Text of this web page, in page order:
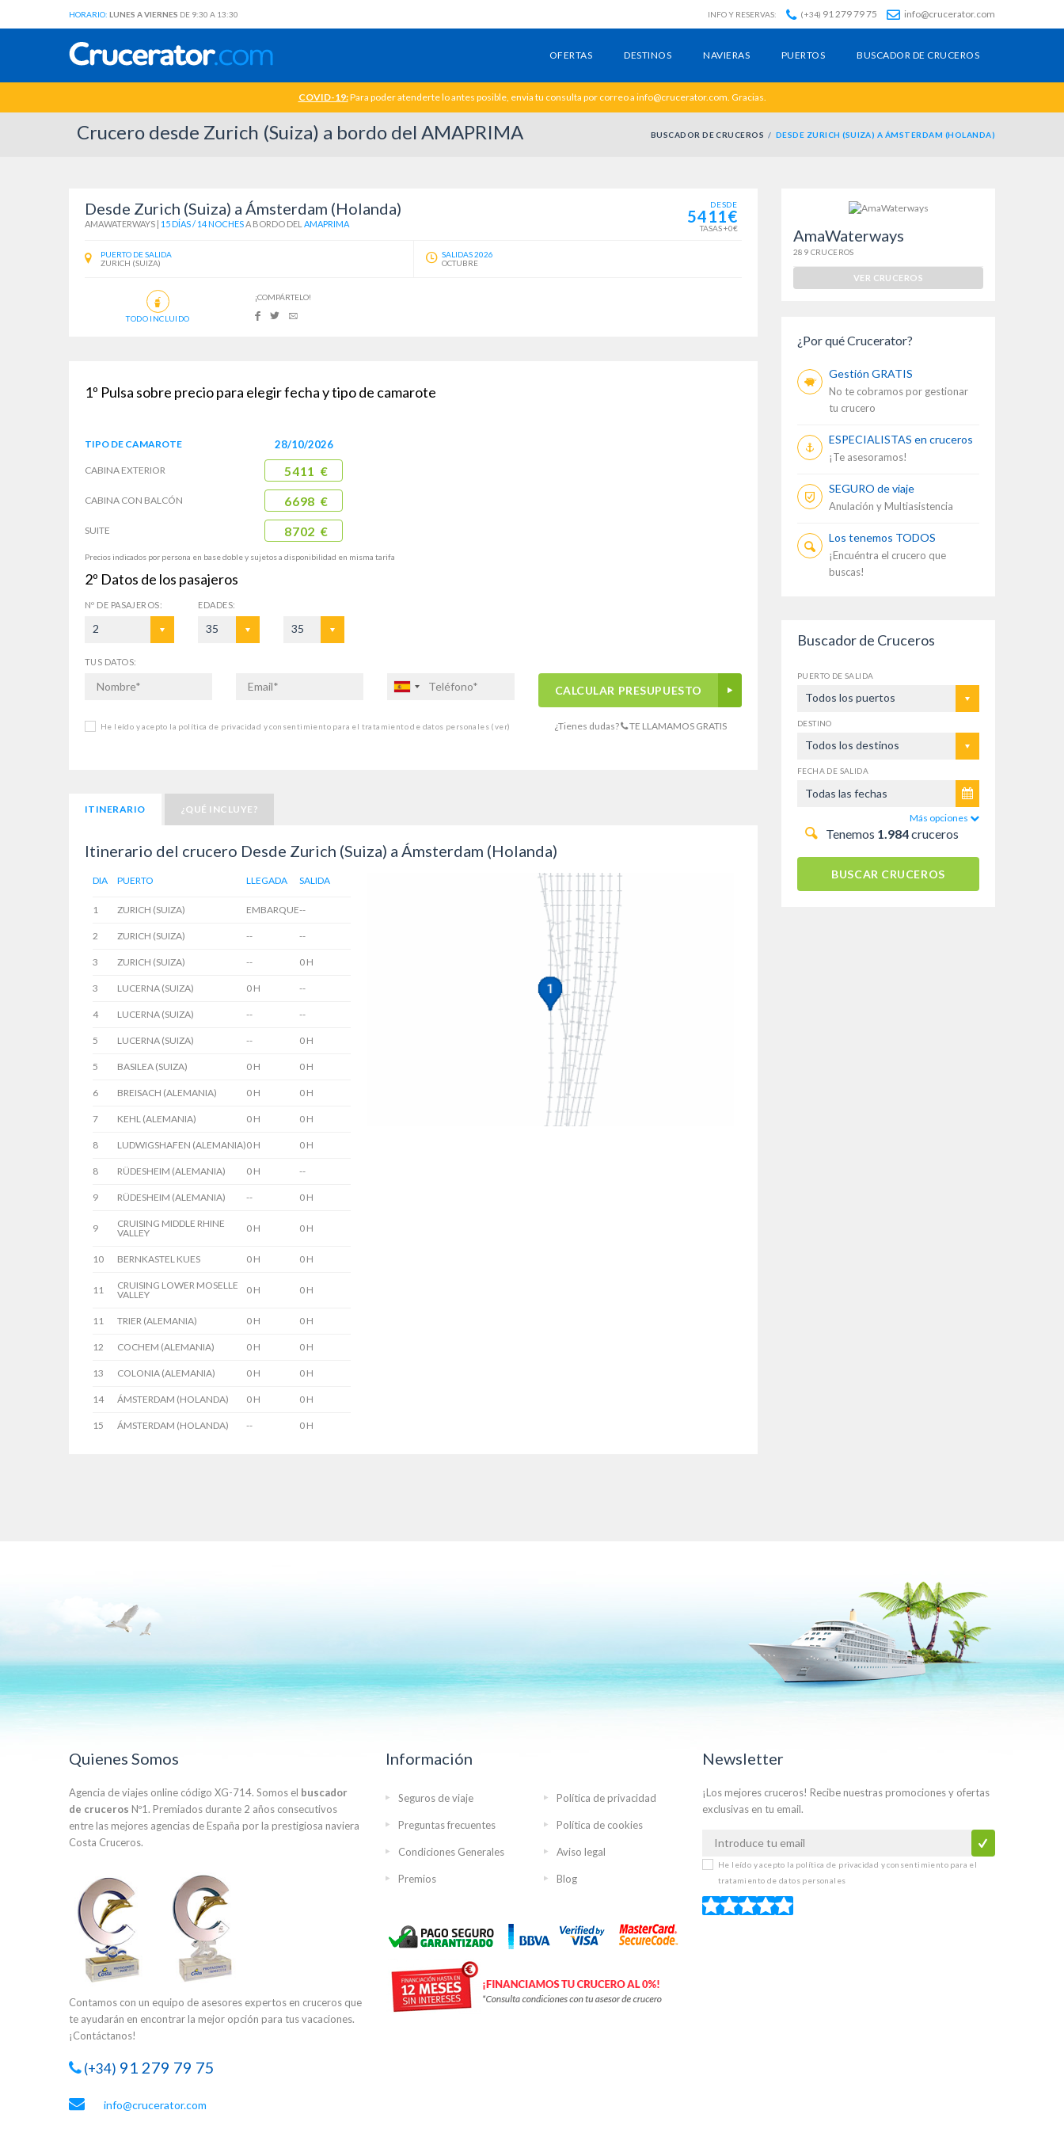
HORARIO: LUNES A VIERNES DE 9:30 A 13:30 INFO Y RESERVAS: (+34) 91 279 79 75 info@crucerator.com
OFERTAS DESTINOS NAVIERAS PUERTOS BUSCADOR DE CRUCEROS
COVID-19:Para poder atenderte lo antes posible, envia tu consulta por correo a info@crucerator.com. Gracias.
Crucero desde Zurich (Suiza) a bordo del AMAPRIMA BUSCADOR DE CRUCEROS DESDE ZURICH (SUIZA) A ÁMSTERDAM (HOLANDA)
Desde Zurich (Suiza) a Ámsterdam (Holanda)
AMAWATERWAYS | 15 DÍAS / 14 NOCHESA BORDO DEL AMAPRIMA
DESDE
5411€
TASAS +0€
PUERTO DE SALIDA
ZURICH (SUIZA)
SALIDAS 2026
OCTUBRE
TODO INCLUIDO
¡COMPÁRTELO!
1º Pulsa sobre precio para elegir fecha y tipo de camarote
TIPO DE CAMAROTE
CABINA EXTERIOR
CABINA CON BALCÓN
SUITE
28/10/2026
5411 €
6698 €
8702 €
Precios indicados por persona en base doble y sujetos a disponibilidad en misma tarifa
2º Datos de los pasajeros
Nº DE PASAJEROS:
2
EDADES:
35 35
TUS DATOS:
He leído y acepto la política de privacidad y consentimiento para el tratamiento de datos personales (ver)
CALCULAR PRESUPUESTO
¿Tienes dudas? TE LLAMAMOS GRATIS
ITINERARIO ¿QUÉ INCLUYE?
Itinerario del crucero Desde Zurich (Suiza) a Ámsterdam (Holanda)
DIA PUERTO LLEGADA SALIDA
1 ZURICH (SUIZA) EMBARQUE--
2 ZURICH (SUIZA) -- --
3 ZURICH (SUIZA) -- 0 H
3 LUCERNA (SUIZA) 0 H --
4 LUCERNA (SUIZA) -- --
5 LUCERNA (SUIZA) -- 0 H
5 BASILEA (SUIZA) 0 H 0 H
6 BREISACH (ALEMANIA) 0 H 0 H
7 KEHL (ALEMANIA) 0 H 0 H
8 LUDWIGSHAFEN (ALEMANIA)0 H 0 H
8 RÜDESHEIM (ALEMANIA) 0 H --
9 RÜDESHEIM (ALEMANIA) -- 0 H
9
CRUISING MIDDLE RHINE
VALLEY
0 H 0 H
10 BERNKASTEL KUES 0 H 0 H
11
CRUISING LOWER MOSELLE
VALLEY
0 H 0 H
11 TRIER (ALEMANIA) 0 H 0 H
12 COCHEM (ALEMANIA) 0 H 0 H
13 COLONIA (ALEMANIA) 0 H 0 H
14 ÁMSTERDAM (HOLANDA) 0 H 0 H
15 ÁMSTERDAM (HOLANDA) -- 0 H
AmaWaterways
289 CRUCEROS
VER CRUCEROS
¿Por qué Crucerator?
Gestión GRATIS
No te cobramos por gestionar
tu crucero
ESPECIALISTAS en cruceros
¡Te asesoramos!
SEGURO de viaje
Anulación y Multiasistencia
Los tenemos TODOS
¡Encuéntra el crucero que
buscas!
Buscador de Cruceros
PUERTO DE SALIDA
Todos los puertos
DESTINO
Todos los destinos
FECHA DE SALIDA
Más opciones
Tenemos 1.984cruceros
BUSCAR CRUCEROS
Quienes Somos
Agencia de viajes online código XG-714. Somos el buscador
de cruceros Nº1. Premiados durante 2 años consecutivos
entre las mejores agencias de España por la prestigiosa naviera
Costa Cruceros.
Contamos con un equipo de asesores expertos en cruceros que
te ayudarán en encontrar la mejor opción para tus vacaciones.
¡Contáctanos!
(+34) 91 279 79 75
info@crucerator.com
Información
Seguros de viaje Política de privacidad
Preguntas frecuentes Política de cookies
Condiciones Generales Aviso legal
Premios Blog
Newsletter
¡Los mejores cruceros! Recibe nuestras promociones y ofertas
exclusivas en tu email.
He leído y acepto la política de privacidad y consentimiento para el
tratamiento de datos personales